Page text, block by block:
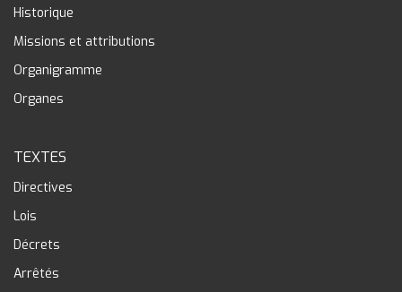
Historique
Missions et attributions
Organigramme
Organes
TEXTES
Directives
Lois
Décrets
Arrêtés